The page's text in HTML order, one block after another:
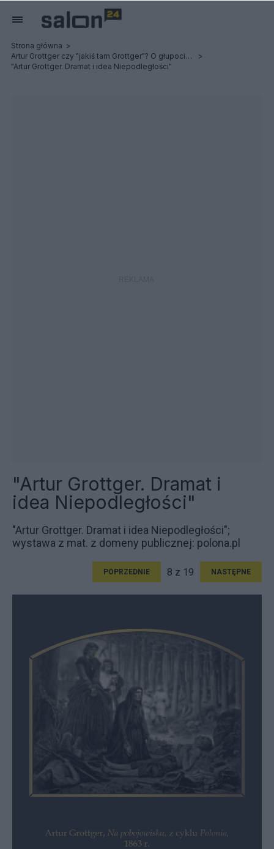
Strona główna
Artur Grottger czy "jakiś tam Grottger"? O głupocie młodzieży i Powstaniu Styczniowym
"Artur Grottger. Dramat i idea Niepodległości"
"Artur Grottger. Dramat i
idea Niepodległości"
"Artur Grottger. Dramat i idea Niepodległości";
wystawa z mat. z domeny publicznej: polona.pl
POPRZEDNIE 8 z 19 NASTĘPNE